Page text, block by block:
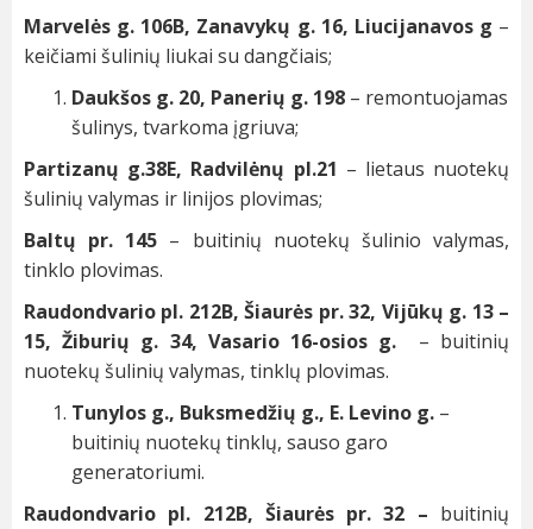
Marvelės g. 106B, Zanavykų g. 16, Liucijanavos g –
keičiami šulinių liukai su dangčiais;
Daukšos g. 20, Panerių g. 198 – remontuojamas
šulinys, tvarkoma įgriuva;
Partizanų g.38E, Radvilėnų pl.21 – lietaus nuotekų
šulinių valymas ir linijos plovimas;
Baltų pr. 145 – buitinių nuotekų šulinio valymas,
tinklo plovimas.
Raudondvario pl. 212B, Šiaurės pr. 32, Vijūkų g. 13 –
15, Žiburių g. 34, Vasario 16-osios g.
– buitinių
nuotekų šulinių valymas, tinklų plovimas.
Tunylos g., Buksmedžių g., E. Levino g. –
buitinių nuotekų tinklų, sauso garo
generatoriumi.
Raudondvario pl. 212B, Šiaurės pr. 32 – buitinių